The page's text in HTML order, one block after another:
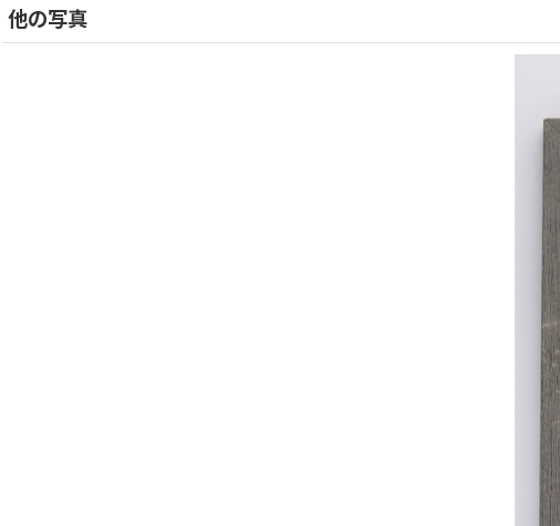
他の写真